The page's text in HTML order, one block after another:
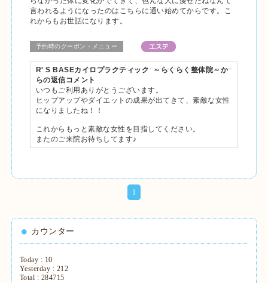
言われるようになったのはこちらに通い始めてからです。こ
れからもお世話になります。
予約時のクーポン・メニュー
R' S BASEカイロプラクティック ～らくらく整体院～か
らの返信コメント
いつもご利用ありがとうございます。
ヒップアップやダイエットの成果が出てきて、素敵な女性
になりましたね！！
これからもっと素敵な女性を目指してください。
またのご来院お待ちしてます♪
1
カウンター
Today : 10
Yesterday : 212
Total : 284715